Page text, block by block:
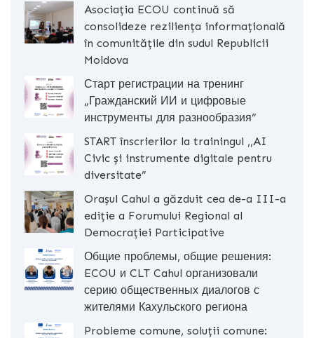
Asociația ECOU continuă să
consolideze reziliența informațională
în comunitățile din sudul Republicii
Moldova
Старт регистрации на тренинг
„Гражданский ИИ и цифровые
инструменты для разнообразия”
START înscrierilor la trainingul ,,AI
Civic și instrumente digitale pentru
diversitate”
Orașul Cahul a găzduit cea de-a III-a
ediție a Forumului Regional al
Democrației Participative
Общие проблемы, общие решения:
ECOU и CLT Cahul организовали
серию общественных диалогов с
жителями Кахульского региона
Probleme comune, soluții comune: